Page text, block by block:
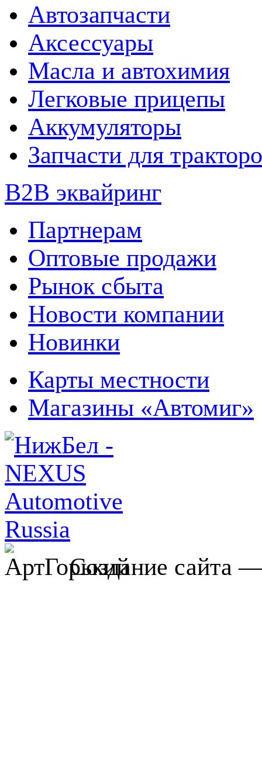
Автозапчасти
Аксессуары
Масла и автохимия
Легковые прицепы
Аккумуляторы
Запчасти для
B2B эквайринг
Партнерам
Оптовые продажи
Рынок сбыта
Новости компании
Новинки
Карты местности
Магазины «Автомиг»
Создание сайта